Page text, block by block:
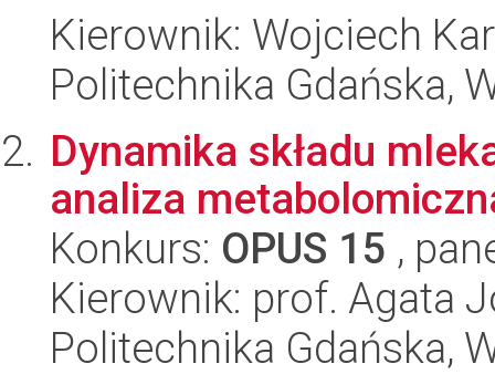
Kierownik: Wojciech
Politechnika Gdańska,
Dynamika składu
analiza
Konkurs: OPUS 15 ,
Kierownik: prof. Agata
Politechnika Gdańska,